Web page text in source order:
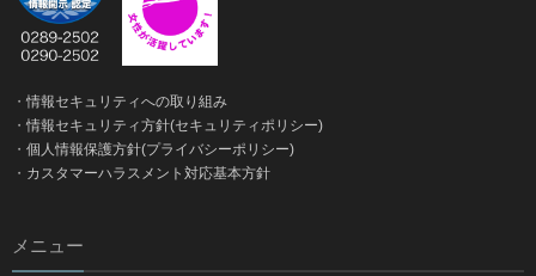
・情報セキュリティへの取り組み
・情報セキュリティ方針(セキュリティポリシー)
・ 個人情報保護方針(プライバシーポリシー)
・ カスタマーハラスメント対応基本方針
メニュー